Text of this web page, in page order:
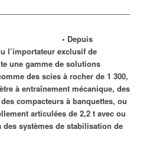
• Depuis
l’importateur exclusif de
une gamme de solutions
des scies à rocher de 1 300,
à entraînement mécanique, des
compacteurs à banquettes, ou
articulées de 2,2 t avec ou
des systèmes de stabilisation de